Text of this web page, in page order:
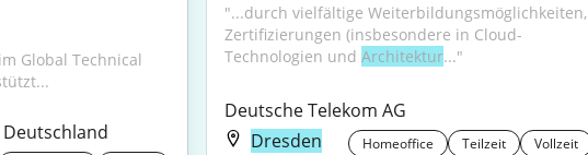
Global Technical
"...durch vielfältige Weiterbildungsmöglichkeiten,
Zertifizierungen (insbesondere in Cloud-
Technologien und Architektur..."
Deutsche Telekom AG
Dresden
Homeoffice Teilzeit Vollzeit